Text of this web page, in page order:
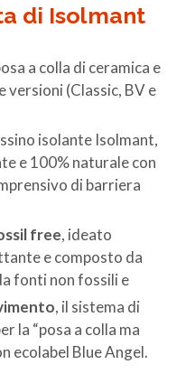
di Isolmant
a colla di ceramica e
versioni (Classic, BV e
isolante Isolmant,
e 100% naturale con
di barriera
free, ideato
e composto da
fonti non fossili e
, il sistema di
la “posa a colla ma
ecolabel Blue Angel.